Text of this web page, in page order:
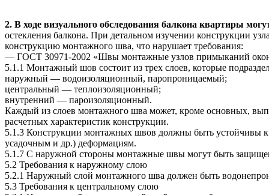
2. В ходе визуального обследования балкона квартиры
остекления балкона. При детальном изучении конструкции
конструкцию монтажного шва, что нарушает требования:
— ГОСТ 30971-2002 «Швы монтажные узлов примыканий
5.1.1 Монтажный шов состоит из трех слоев, которые
наружный — водоизоляционный, паропроницаемый;
центральный — теплоизоляционный;
внутренний — пароизоляционный.
Каждый из слоев монтажного шва может, кроме основных,
расчетных характеристик конструкции.
5.1.3 Конструкции монтажных швов должны быть устойчивы
усадочным и др.) деформациям.
5.1.7 С наружной стороны монтажные швы могут быть
5.2 Требования к наружному слою
5.2.1 Наружный слой монтажного шва должен быть
5.3 Требования к центральному слою